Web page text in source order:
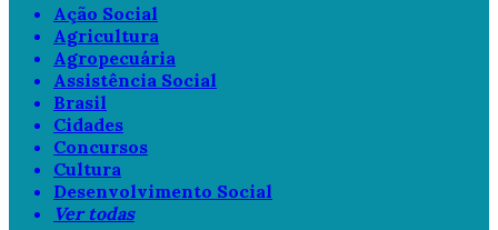
Ação Social
Agricultura
Agropecuária
Assistência Social
Brasil
Cidades
Concursos
Cultura
Desenvolvimento Social
Ver todas